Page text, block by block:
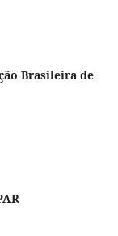
Brasileira de